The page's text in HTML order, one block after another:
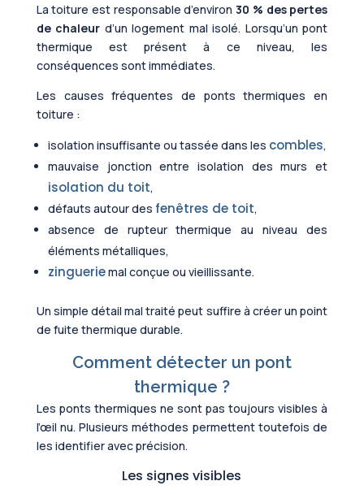
La toiture est responsable d’environ30 % des pertes
de chaleur d’un logement mal isolé. Lorsqu’un pont
thermique est présent à ce niveau, les
conséquences sont immédiates.
Les causes fréquentes de ponts thermiques en
toiture :
isolation insuffisante ou tassée dans les combles,
mauvaise jonction entre isolation des murs et
isolation du toit,
défauts autour des fenêtres de toit,
absence de rupteur thermique au niveau des
éléments métalliques,
zingueriemal conçue ou vieillissante.
Un simple détail mal traité peut suffire à créer un point
de fuite thermique durable.
Comment détecter un pont
thermique ?
Les ponts thermiques ne sont pas toujours visibles à
l’œil nu. Plusieurs méthodes permettent toutefois de
les identifier avec précision.
Les signes visibles